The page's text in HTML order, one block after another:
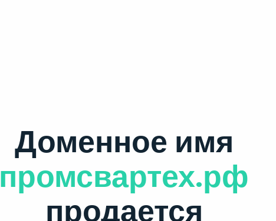
Доменное имя
промсвартех.рф
продается